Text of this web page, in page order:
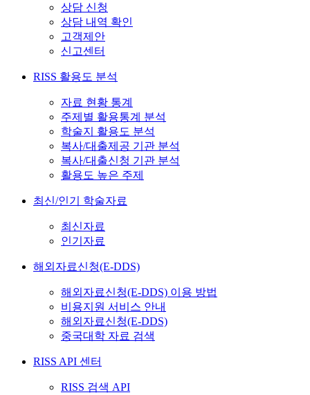
상담 신청
상담 내역 확인
고객제안
신고센터
RISS 활용도 분석
자료 현황 통계
주제별 활용통계 분석
학술지 활용도 분석
복사/대출제공 기관 분석
복사/대출신청 기관 분석
활용도 높은 주제
최신/인기 학술자료
최신자료
인기자료
해외자료신청(E-DDS)
해외자료신청(E-DDS) 이용 방법
비용지원 서비스 안내
해외자료신청(E-DDS)
중국대학 자료 검색
RISS API 센터
RISS 검색 API